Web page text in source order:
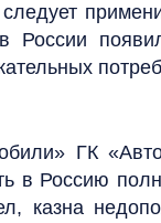
ГК
в Россию
казна